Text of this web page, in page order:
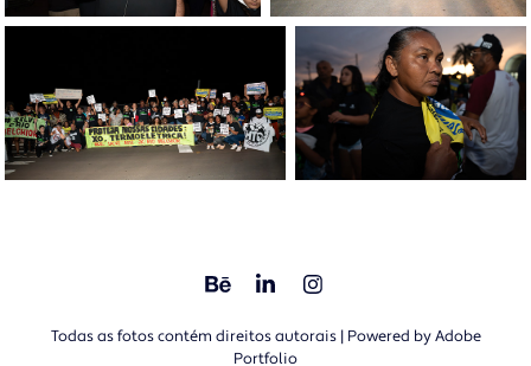
Todas as fotos contém direitos autorais | Powered byAdobe
Portfolio